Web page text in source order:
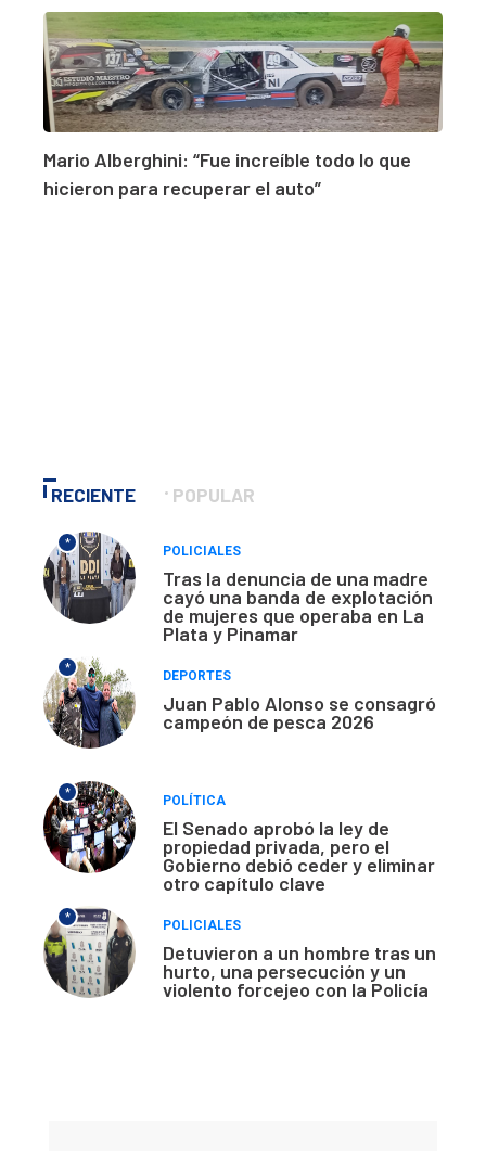
Mario Alberghini: “Fue increíble todo lo que
hicieron para recuperar el auto”
RECIENTE POPULAR
*
POLICIALES
Tras la denuncia de una madre
cayó una banda de explotación
de mujeres que operaba en La
Plata y Pinamar
*
DEPORTES
Juan Pablo Alonso se consagró
campeón de pesca 2026
*
POLÍTICA
El Senado aprobó la ley de
propiedad privada, pero el
Gobierno debió ceder y eliminar
otro capítulo clave
*
POLICIALES
Detuvieron a un hombre tras un
hurto, una persecución y un
violento forcejeo con la Policía